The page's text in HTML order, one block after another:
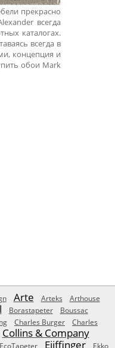
прекрасно
всегда
каталогах.
всегда в
концепция и
обои Mark
Arte Arteks
Arthouse
Borastapeter
Boussac
Charles Burger
Charles
Collins & Company
EcoTapeter Eijffinger
Ekko